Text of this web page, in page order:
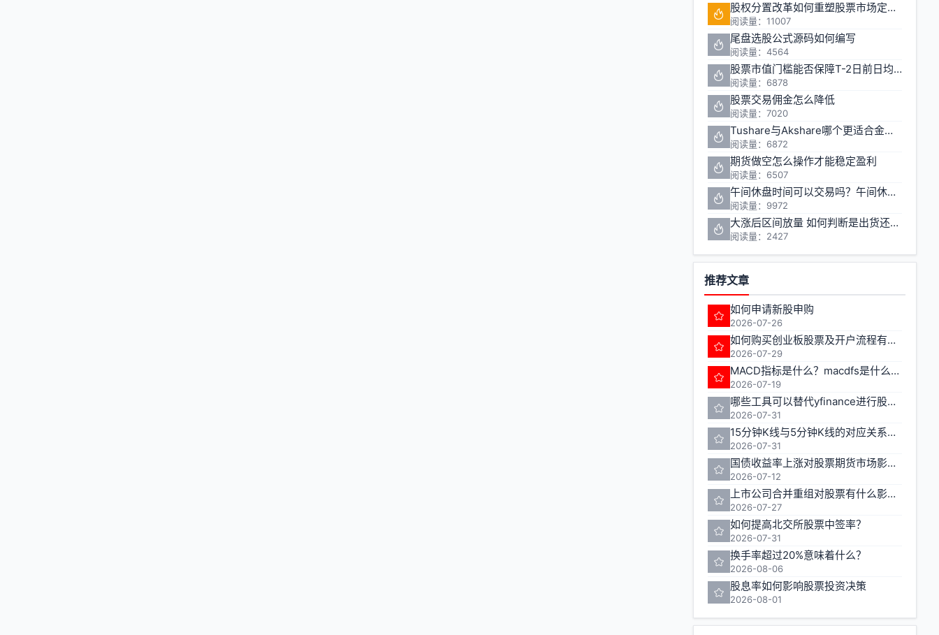
股权分置改革如何重塑股票市场定价机制
阅读量：11007
尾盘选股公式源码如何编写
阅读量：4564
股票市值门槛能否保障T-2日前日均市值1万元的投资安全
阅读量：6878
股票交易佣金怎么降低
阅读量：7020
Tushare与Akshare哪个更适合金融数据获取
阅读量：6872
期货做空怎么操作才能稳定盈利
阅读量：6507
午间休盘时间可以交易吗？午间休盘对股票期货投资有什么影响
阅读量：9972
大涨后区间放量 如何判断是出货还是洗盘
阅读量：2427
推荐文章
如何申请新股申购
2026-07-26
如何购买创业板股票及开户流程有哪些注意事项
2026-07-29
MACD指标是什么？macdfs是什么意思
2026-07-19
哪些工具可以替代yfinance进行股票期货数据获取
2026-07-31
15分钟K线与5分钟K线的对应关系如何计算
2026-07-31
国债收益率上涨对股票期货市场影响几何
2026-07-12
上市公司合并重组对股票有什么影响？
2026-07-27
如何提高北交所股票中签率？
2026-07-31
换手率超过20%意味着什么？
2026-08-06
股息率如何影响股票投资决策
2026-08-01